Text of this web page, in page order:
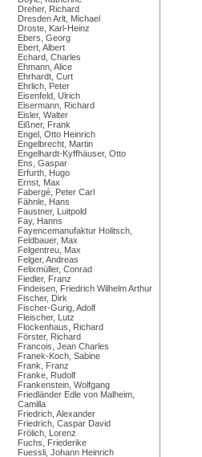
Dreher, Richard
Dresden Arlt, Michael
Droste, Karl-Heinz
Ebers, Georg
Ebert, Albert
Echard, Charles
Ehmann, Alice
Ehrhardt, Curt
Ehrlich, Peter
Eisenfeld, Ulrich
Eisermann, Richard
Eisler, Walter
Eißner, Frank
Engel, Otto Heinrich
Engelbrecht, Martin
Engelhardt-Kyffhäuser, Otto
Ens, Gaspar
Erfurth, Hugo
Ernst, Max
Fabergé, Peter Carl
Fähnle, Hans
Faustner, Luitpold
Fay, Hanns
Fayencemanufaktur Holitsch,
Feldbauer, Max
Felgentreu, Max
Felger, Andreas
Felixmüller, Conrad
Fiedler, Franz
Findeisen, Friedrich Wilhelm Arthur
Fischer, Dirk
Fischer-Gurig, Adolf
Fleischer, Lutz
Flockenhaus, Richard
Förster, Richard
Francois, Jean Charles
Franek-Koch, Sabine
Frank, Franz
Franke, Rudolf
Frankenstein, Wolfgang
Friedländer Edle von Malheim,
Camilla
Friedrich, Alexander
Friedrich, Caspar David
Frölich, Lorenz
Fuchs, Friederike
Fuessli, Johann Heinrich